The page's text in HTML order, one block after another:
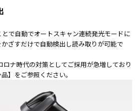
で自動でオートスキャン連続発光モードに
ざすだけで自動検出し読み取りが可能で
ロナ時代の対策としてご採用が急増しており
】をご参照ください。